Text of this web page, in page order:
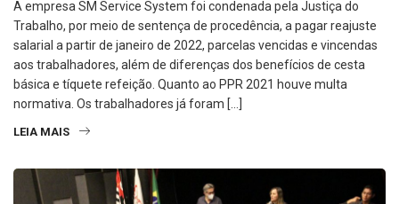
A empresa SM Service System foi condenada pela Justiça do
Trabalho, por meio de sentença de procedência, a pagar reajuste
salarial a partir de janeiro de 2022, parcelas vencidas e vincendas
aos trabalhadores, além de diferenças dos benefícios de cesta
básica e tíquete refeição. Quanto ao PPR 2021 houve multa
normativa. Os trabalhadores já foram […]
LEIA MAIS